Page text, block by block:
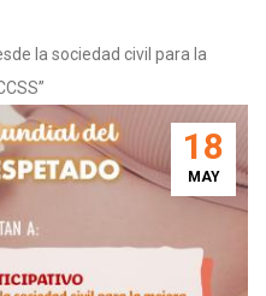
la sociedad civil para la
18
MAY